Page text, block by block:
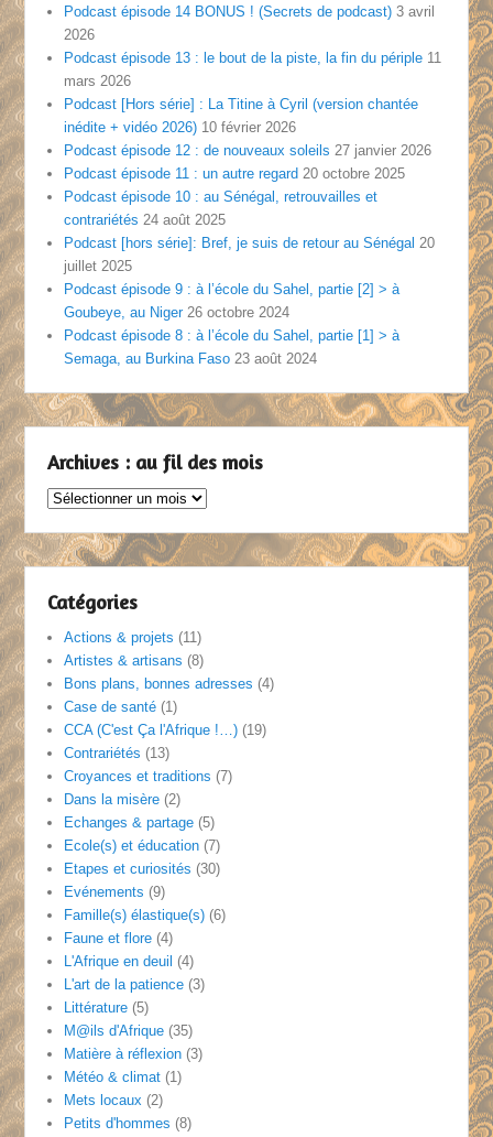
Podcast épisode 14 BONUS ! (Secrets de podcast) 3 avril
2026
Podcast épisode 13 : le bout de la piste, la fin du périple 11
mars 2026
Podcast [Hors série] : La Titine à Cyril (version chantée
inédite + vidéo 2026) 10 février 2026
Podcast épisode 12 : de nouveaux soleils 27 janvier 2026
Podcast épisode 11 : un autre regard 20 octobre 2025
Podcast épisode 10 : au Sénégal, retrouvailles et
contrariétés 24 août 2025
Podcast [hors série]: Bref, je suis de retour au Sénégal 20
juillet 2025
Podcast épisode 9 : à l’école du Sahel, partie [2] > à
Goubeye, au Niger 26 octobre 2024
Podcast épisode 8 : à l’école du Sahel, partie [1] > à
Semaga, au Burkina Faso 23 août 2024
Archives : au fil des mois
Archives
au
fil
des
Catégories
Actions & projets (11)
Artistes & artisans (8)
Bons plans, bonnes adresses (4)
Case de santé (1)
CCA (C'est Ça l'Afrique !…) (19)
Contrariétés (13)
Croyances et traditions (7)
Dans la misère (2)
Echanges & partage (5)
Ecole(s) et éducation (7)
Etapes et curiosités (30)
Evénements (9)
Famille(s) élastique(s) (6)
Faune et flore (4)
L'Afrique en deuil (4)
L'art de la patience (3)
Littérature (5)
M@ils d'Afrique (35)
Matière à réflexion (3)
Météo & climat (1)
Mets locaux (2)
Petits d'hommes (8)